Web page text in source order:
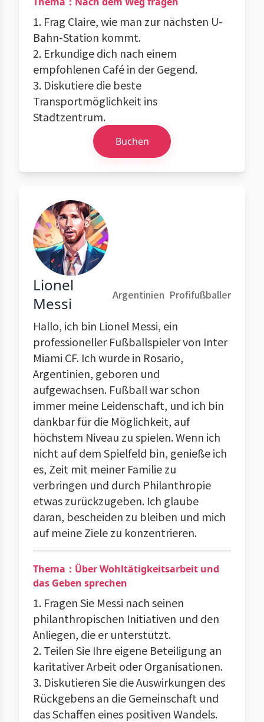
1. Frag Claire, wie man zur nächsten U-
Bahn-Station kommt.
2. Erkundige dich nach einem
empfohlenen Café in der Gegend.
3. Diskutiere die beste
Transportmöglichkeit ins
Stadtzentrum.
Buchen
Lionel
Messi
Argentinien Profifußballer
Hallo, ich bin Lionel Messi, ein
professioneller Fußballspieler von Inter
Miami CF. Ich wurde in Rosario,
Argentinien, geboren und
aufgewachsen. Fußball war schon
immer meine Leidenschaft, und ich bin
dankbar für die Möglichkeit, auf
höchstem Niveau zu spielen. Wenn ich
nicht auf dem Spielfeld bin, genieße ich
es, Zeit mit meiner Familie zu
verbringen und durch Philanthropie
etwas zurückzugeben. Ich glaube
daran, bescheiden zu bleiben und mich
auf meine Ziele zu konzentrieren.
Thema：Über Wohltätigkeitsarbeit und
das Geben sprechen
1. Fragen Sie Messi nach seinen
philanthropischen Initiativen und den
Anliegen, die er unterstützt.
2. Teilen Sie Ihre eigene Beteiligung an
karitativer Arbeit oder Organisationen.
3. Diskutieren Sie die Auswirkungen des
Rückgebens an die Gemeinschaft und
das Schaffen eines positiven Wandels.